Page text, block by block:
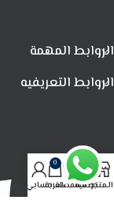
الروابط المهمة
الروابط التعريفيه
المتجرتصفيةالمفضلة
0
العربةحسابي